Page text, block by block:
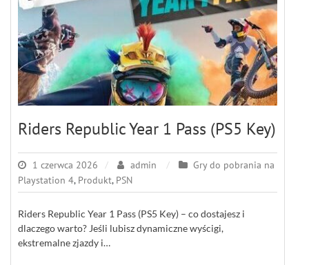
Riders Republic Year 1 Pass (PS5 Key)
1 czerwca 2026 admin
Gry do pobrania na
Playstation 4, Produkt, PSN
Riders Republic Year 1 Pass (PS5 Key) – co dostajesz i
dlaczego warto? Jeśli lubisz dynamiczne wyścigi,
ekstremalne zjazdy i…